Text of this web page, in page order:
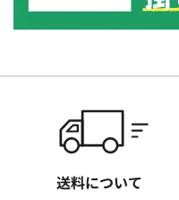
送料について